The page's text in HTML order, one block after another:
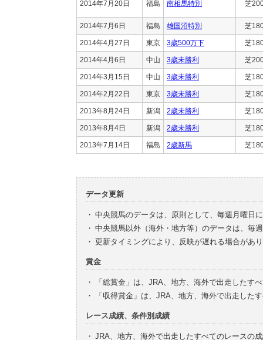
2014年7月20日 福島 南相馬特別 芝
2014年7月6日 福島 雄国沼特別 芝
2014年4月27日 東京 3歳500万下 芝
2014年4月6日 中山 3歳未勝利 芝
2014年3月15日 中山 3歳未勝利 芝
2014年2月22日 東京 3歳未勝利 芝
2013年8月24日 新潟 2歳未勝利 芝
2013年8月4日 新潟 2歳未勝利 芝
2013年7月14日 福島 2歳新馬 芝
データ更新
・ 中央競馬のデータは、原則として、毎週月曜日
・ 中央競馬以外（海外・地方等）のデータは、毎
・ 更新タイミングにより、反映が遅れる場合があ
賞金
・
「総賞金」は、JRA、地方、海外で出走したす
・
「収得賞金」は、JRA、地方、海外で出走した
レース成績、条件別成績
・ JRA、地方、海外で出走したすべてのレースの